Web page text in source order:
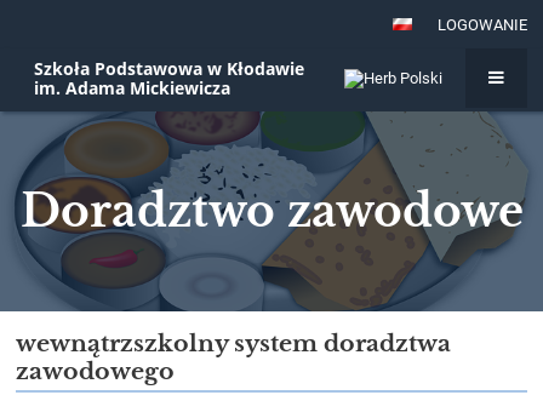
LOGOWANIE
Szkoła Podstawowa w Kłodawie
im. Adama Mickiewicza
Doradztwo zawodowe
Doradztwo
zawodowe
wewnątrzszkolny system doradztwa
zawodowego